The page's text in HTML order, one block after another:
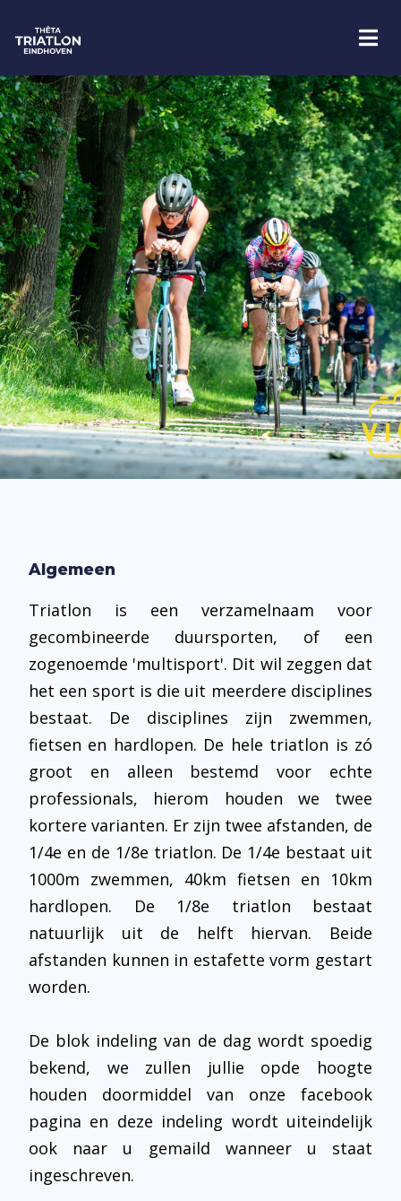
Algemeen
Triatlon is een verzamelnaam voor
gecombineerde duursporten, of een
zogenoemde 'multisport'. Dit wil zeggen dat
het een sport is die uit meerdere disciplines
bestaat. De disciplines zijn zwemmen,
fietsen en hardlopen. De hele triatlon is zó
groot en alleen bestemd voor echte
professionals, hierom houden we twee
kortere varianten. Er zijn twee afstanden, de
1/4e en de 1/8e triatlon. De 1/4e bestaat uit
1000m zwemmen, 40km fietsen en 10km
hardlopen. De 1/8e triatlon bestaat
natuurlijk uit de helft hiervan. Beide
afstanden kunnen in estafette vorm gestart
worden.
De blok indeling van de dag wordt spoedig
bekend, we zullen jullie opde hoogte
houden doormiddel van onze facebook
pagina en deze indeling wordt uiteindelijk
ook naar u gemaild wanneer u staat
ingeschreven.